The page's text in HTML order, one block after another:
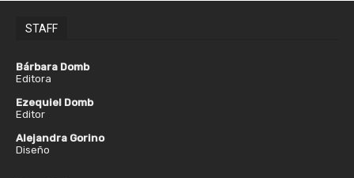
STAFF
Bárbara Domb
Editora
Ezequiel Domb
Editor
Alejandra Gorino
Diseño